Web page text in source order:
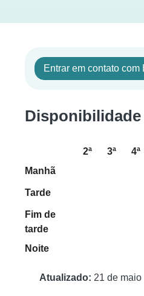
Entrar em contato com
Disponibilidade
2ª 3ª 4ª
Manhã
Tarde
Fim de
tarde
Noite
Atualizado: 21 de